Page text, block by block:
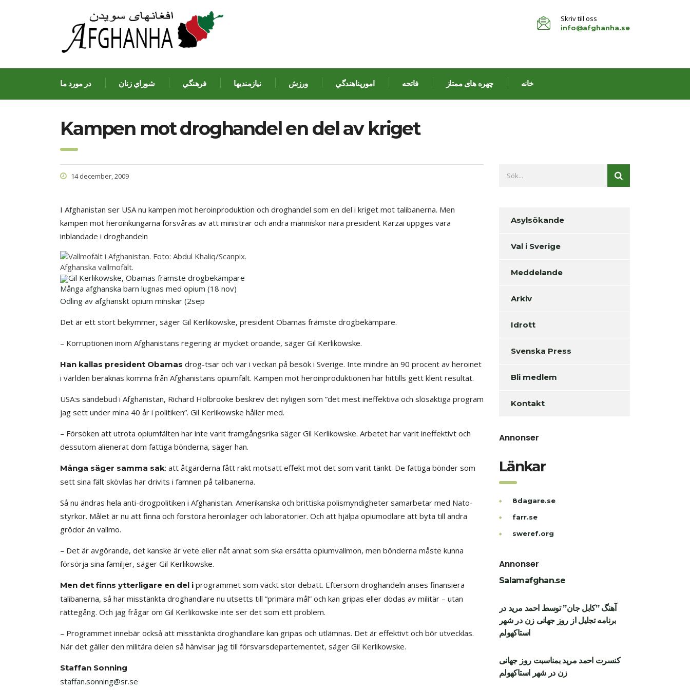
Skriv till oss
info@afghanha.se
در مورد ما شوراي زنان فرهنگي نيازمنديها ورزش امورپناهندگي فاتحه چهره های ممتاز خانه
Kampen mot droghandel en del av kriget
14 december, 2009
I Afghanistan ser USA nu kampen mot heroinproduktion och droghandel som en del i kriget mot talibanerna. Men
kampen mot heroinkungarna försvåras av att ministrar och andra människor nära president Karzai uppges vara
inblandade i droghandeln
Afghanska vallmofält.
Gil Kerlikowske, Obamas främste drogbekämpare
Många afghanska barn lugnas med opium (18 nov)
Odling av afghanskt opium minskar (2sep
Det är ett stort bekymmer, säger Gil Kerlikowske, president Obamas främste drogbekämpare.
– Korruptionen inom Afghanistans regering är mycket oroande, säger Gil Kerlikowske.
Han kallas president Obamas drog-tsar och var i veckan på besök i Sverige. Inte mindre än 90 procent av heroinet
i världen beräknas komma från Afghanistans opiumfält. Kampen mot heroinproduktionen har hittills gett klent resultat.
USA:s sändebud i Afghanistan, Richard Holbrooke beskrev det nyligen som ”det mest ineffektiva och slösaktiga program
jag sett under mina 40 år i politiken”. Gil Kerlikowske håller med.
– Försöken att utrota opiumfälten har inte varit framgångsrika säger Gil Kerlikowske. Arbetet har varit ineffektivt och
dessutom alienerat dom fattiga bönderna, säger han.
Många säger samma sak: att åtgärderna fått rakt motsatt effekt mot det som varit tänkt. De fattiga bönder som
sett sina fält skövlas har drivits i famnen på talibanerna.
Så nu ändras hela anti-drogpolitiken i Afghanistan. Amerikanska och brittiska polismyndigheter samarbetar med Nato-
styrkor. Målet är nu att finna och förstöra heroinlager och laboratorier. Och att hjälpa opiumodlare att byta till andra
grödor än vallmo.
– Det är avgörande, det kanske är vete eller nåt annat som ska ersätta opiumvallmon, men bönderna måste kunna
försörja sina familjer, säger Gil Kerlikowske.
Men det finns ytterligare en del i programmet som väckt stor debatt. Eftersom droghandeln anses finansiera
talibanerna, så har misstänkta droghandlare nu utsetts till ”primära mål” och kan gripas eller dödas av militär – utan
rättegång. Och jag frågar om Gil Kerlikowske inte ser det som ett problem.
– Programmet innebär också att misstänkta droghandlare kan gripas och utlämnas. Det är effektivt och bör utvecklas.
När det gäller den militära delen så hänvisar jag till försvarsdepartementet, säger Gil Kerlikowske.
Staffan Sonning
staffan.sonning@sr.se
Asylsökande
Val i Sverige
Meddelande
Arkiv
Idrott
Svenska Press
Bli medlem
Kontakt
Annonser
Länkar
8dagare.se
farr.se
sweref.org
Annonser
Salamafghan.se
آهنگ ”کابل جان” توسط احمد مرید در
برنامه تجلیل از روز جهانی زن در شهر
استاکهولم
کنسرت احمد مرید بمناسبت روز جهانی
زن در شهر استاکهولم